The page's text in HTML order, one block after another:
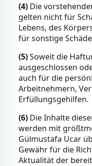
(4) Die
gelten nicht für
Lebens, des
für sonstige
(5)Soweit die
ausgeschlossen
auch für die
Arbeitnehmern,
Erfüllungsgehilfen.
(6) Die Inhalte
werden mit
Gülmustafa Ucar
Gewähr für die
Aktualität der